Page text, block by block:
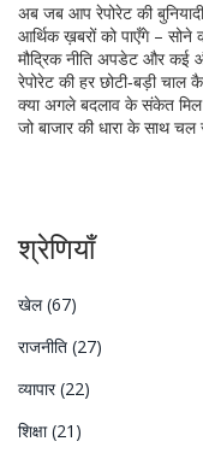
अब जब आप रेपोरेट की
आर्थिक ख़बरों को पाएँगे – सोने
मौद्रिक नीति अपडेट और
रेपोरेट की हर छोटी‑बड़ी
क्या अगले बदलाव के संकेत मिल
जो बाजार की धारा के साथ
श्रेणियाँ
खेल(67)
राजनीति (27)
व्यापार(22)
शिक्षा(21)